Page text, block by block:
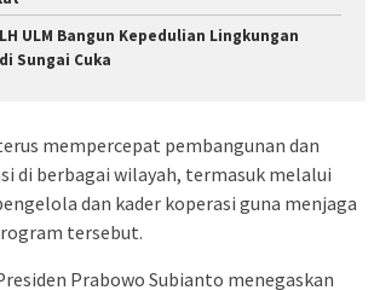
ULM Bangun Kepedulian Lingkungan
Sungai Cuka
mempercepat pembangunan dan
di berbagai wilayah, termasuk melalui
dan kader koperasi guna menjaga
tersebut.
Prabowo Subianto menegaskan